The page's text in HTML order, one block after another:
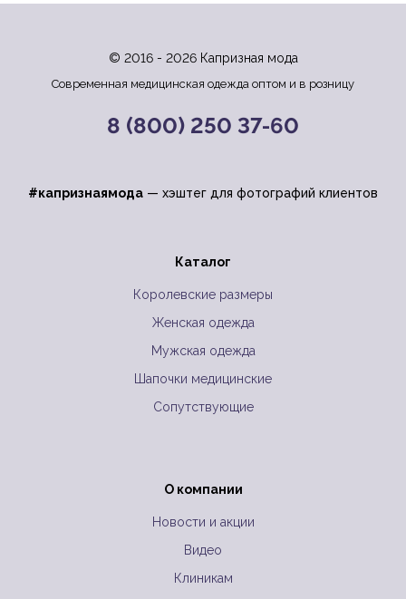
© 2016 - 2026 Капризная мода
Современная медицинская одежда оптом и в розницу
8 (800) 250 37-60
#капризнаямода — хэштег для фотографий клиентов
Каталог
Королевские размеры
Женская одежда
Мужская одежда
Шапочки медицинские
Сопутствующие
О компании
Новости и акции
Видео
Клиникам